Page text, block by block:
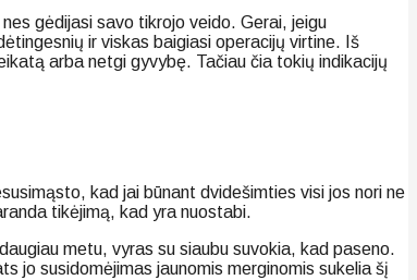
gėdijasi savo tikrojo veido. Gerai, jeigu
ir viskas baigiasi operacijų virtine. Iš
arba netgi gyvybę. Tačiau čia tokių indikacijų
kad jai būnant dvidešimties visi jos nori ne
tikėjimą, kad yra nuostabi.
metu, vyras su siaubu suvokia, kad paseno.
jo susidomėjimas jaunomis merginomis sukelia šį